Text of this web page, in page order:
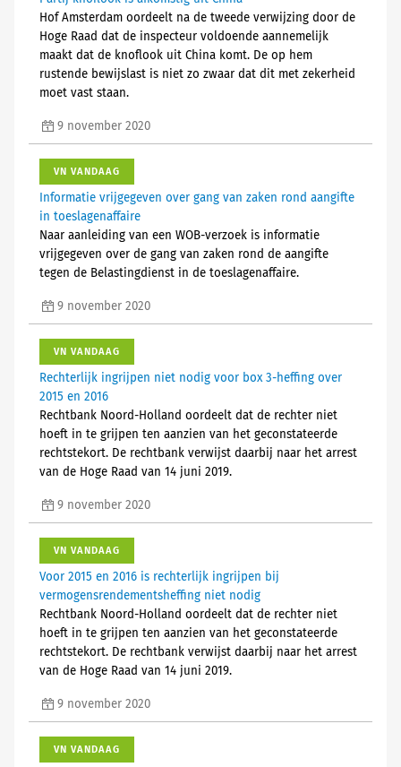
Hof Amsterdam oordeelt na de tweede verwijzing door de
Hoge Raad dat de inspecteur voldoende aannemelijk
maakt dat de knoflook uit China komt. De op hem
rustende bewijslast is niet zo zwaar dat dit met zekerheid
moet vast staan.
9 november 2020
VN VANDAAG
Informatie vrijgegeven over gang van zaken rond aangifte
in toeslagenaffaire
Naar aanleiding van een WOB-verzoek is informatie
vrijgegeven over de gang van zaken rond de aangifte
tegen de Belastingdienst in de toeslagenaffaire.
9 november 2020
VN VANDAAG
Rechterlijk ingrijpen niet nodig voor box 3-heffing over
2015 en 2016
Rechtbank Noord-Holland oordeelt dat de rechter niet
hoeft in te grijpen ten aanzien van het geconstateerde
rechtstekort. De rechtbank verwijst daarbij naar het arrest
van de Hoge Raad van 14 juni 2019.
9 november 2020
VN VANDAAG
Voor 2015 en 2016 is rechterlijk ingrijpen bij
vermogensrendementsheffing niet nodig
Rechtbank Noord-Holland oordeelt dat de rechter niet
hoeft in te grijpen ten aanzien van het geconstateerde
rechtstekort. De rechtbank verwijst daarbij naar het arrest
van de Hoge Raad van 14 juni 2019.
9 november 2020
VN VANDAAG